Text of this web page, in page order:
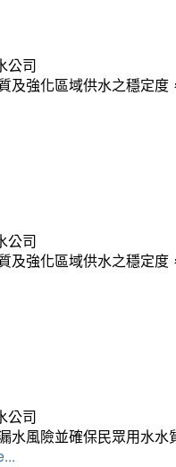
公司
及強化區域供水之穩定
公司
及強化區域供水之穩定
公司
水風險並確保民眾用水